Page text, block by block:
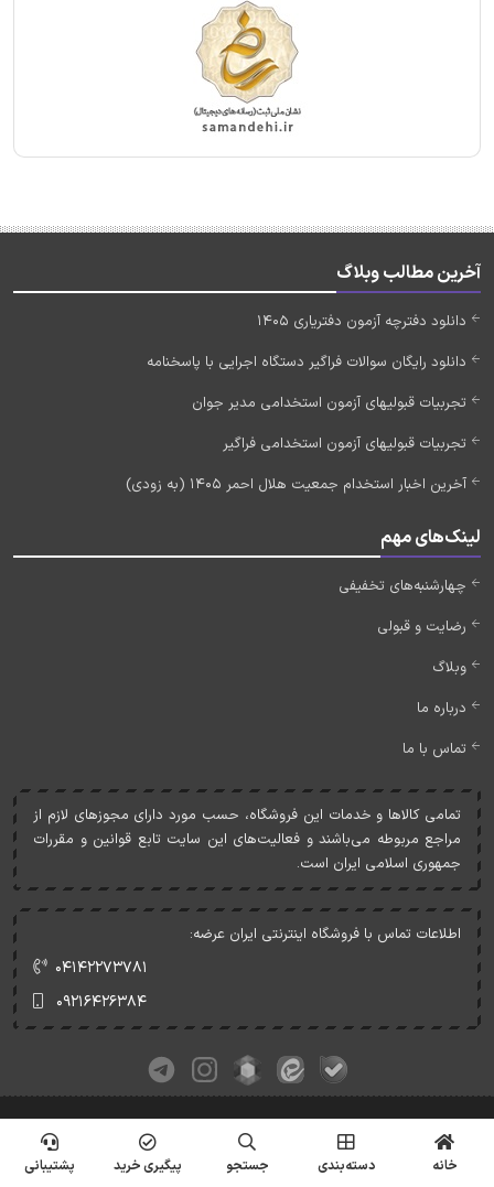
آخرین مطالب وبلاگ
دانلود دفترچه آزمون دفتریاری 1405
دانلود رایگان سوالات فراگیر دستگاه اجرایی با پاسخنامه
تجربیات قبولیهای آزمون استخدامی مدیر جوان
تجربیات قبولیهای آزمون استخدامی فراگیر
آخرین اخبار استخدام جمعیت هلال احمر 1405 (به زودی)
لینک‌های مهم
چهارشنبه‌های تخفیفی
رضایت و قبولی
وبلاگ
درباره ما
تماس با ما
تمامی کالاها و خدمات اين فروشگاه، حسب مورد دارای مجوزهای لازم از
مراجع مربوطه می‌باشند و فعاليت‌های اين سايت تابع قوانين و مقررات
جمهوری اسلامی ايران است.
اطلاعات تماس با فروشگاه اینترنتی ایران عرضه:
۰۴۱۴۲۲۷۳۷۸۱
۰۹۲۱۶۴۲۶۳۸۴
کلیه حقوق این وبسایت متعلق به ایران عرضه می‌باشد.
© Copyrights - IranArze.ir - 1405
خانه دسته‌بندی جستجو پیگیری خرید پشتیبانی